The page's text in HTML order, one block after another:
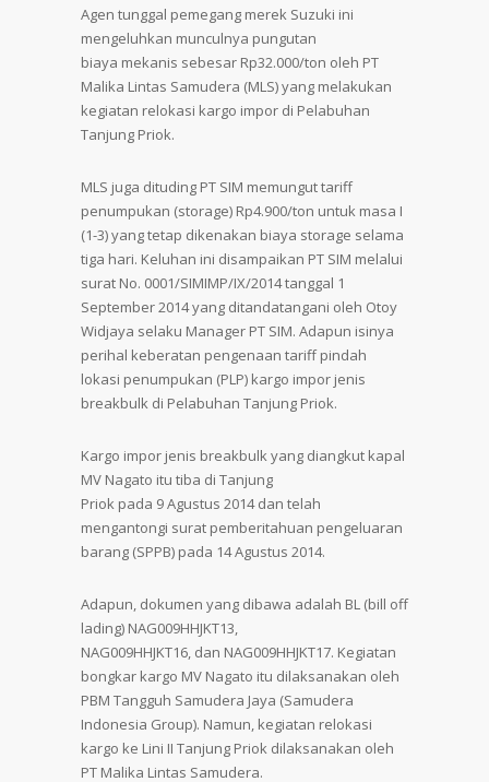
Agen tunggal pemegang merek Suzuki ini
mengeluhkan munculnya pungutan
biaya mekanis sebesar Rp32.000/ton oleh PT
Malika Lintas Samudera (MLS) yang melakukan
kegiatan relokasi kargo impor di Pelabuhan
Tanjung Priok.
MLS juga dituding PT SIM memungut tariff
penumpukan (storage) Rp4.900/ton untuk masa I
(1-3) yang tetap dikenakan biaya storage selama
tiga hari. Keluhan ini disampaikan PT SIM melalui
surat No. 0001/SIMIMP/IX/2014 tanggal 1
September 2014 yang ditandatangani oleh Otoy
Widjaya selaku Manager PT SIM. Adapun isinya
perihal keberatan pengenaan tariff pindah
lokasi penumpukan (PLP) kargo impor jenis
breakbulk di Pelabuhan Tanjung Priok.
Kargo impor jenis breakbulk yang diangkut kapal
MV Nagato itu tiba di Tanjung
Priok pada 9 Agustus 2014 dan telah
mengantongi surat pemberitahuan pengeluaran
barang (SPPB) pada 14 Agustus 2014.
Adapun, dokumen yang dibawa adalah BL (bill off
lading) NAG009HHJKT13,
NAG009HHJKT16, dan NAG009HHJKT17. Kegiatan
bongkar kargo MV Nagato itu dilaksanakan oleh
PBM Tangguh Samudera Jaya (Samudera
Indonesia Group). Namun, kegiatan relokasi
kargo ke Lini II Tanjung Priok dilaksanakan oleh
PT Malika Lintas Samudera.